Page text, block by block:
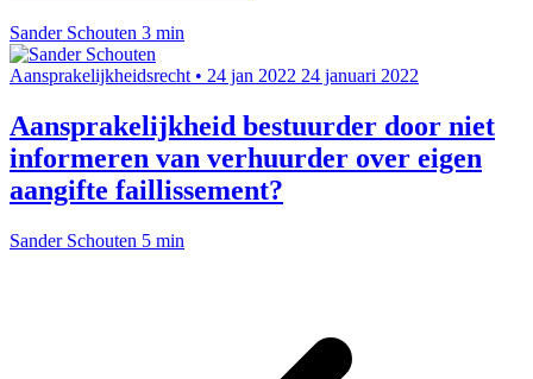
Sander Schouten 3 min
Aansprakelijkheidsrecht • 24 jan 2022 24 januari 2022
Aansprakelijkheid bestuurder door niet
informeren van verhuurder over eigen
aangifte faillissement?
Sander Schouten 5 min